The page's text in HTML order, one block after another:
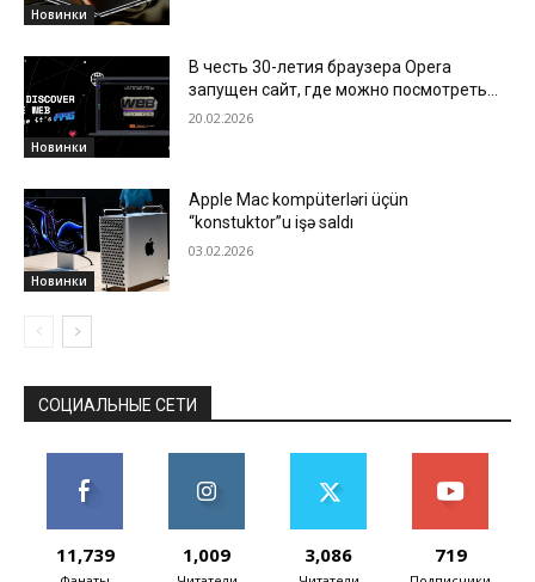
Новинки
Новинки
В честь 30-летия браузера Opera
запущен сайт, где можно посмотреть
все этапы развития интернета
20.02.2026
Новинки
Apple Mac kompüterləri üçün
“konstuktor”u işə saldı
03.02.2026
СОЦИАЛЬНЫЕ СЕТИ
11,739 1,009 3,086 719